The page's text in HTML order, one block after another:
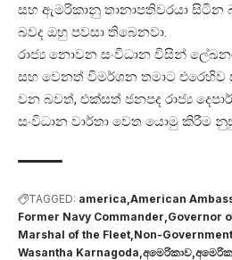
සහ ඇමරිකානු තානාපතිවරයා
බවද ඔහු පවසා තිබෙනවා.
රාජ්‍ය නොවන සංවිධාන විසින්
සහ වෙනත් විමර්ශන තමාට එරෙහිව
වන බවත්, එක්සත් ජනපද රාජ්‍ය
සංවිධාන වාර්තා වෙත යොමු කිරීම
TAGGED: america American
Former Navy Commander Governor
Marshal of the Fleet Non-
Wasantha Karnagoda අමෙරිකාව